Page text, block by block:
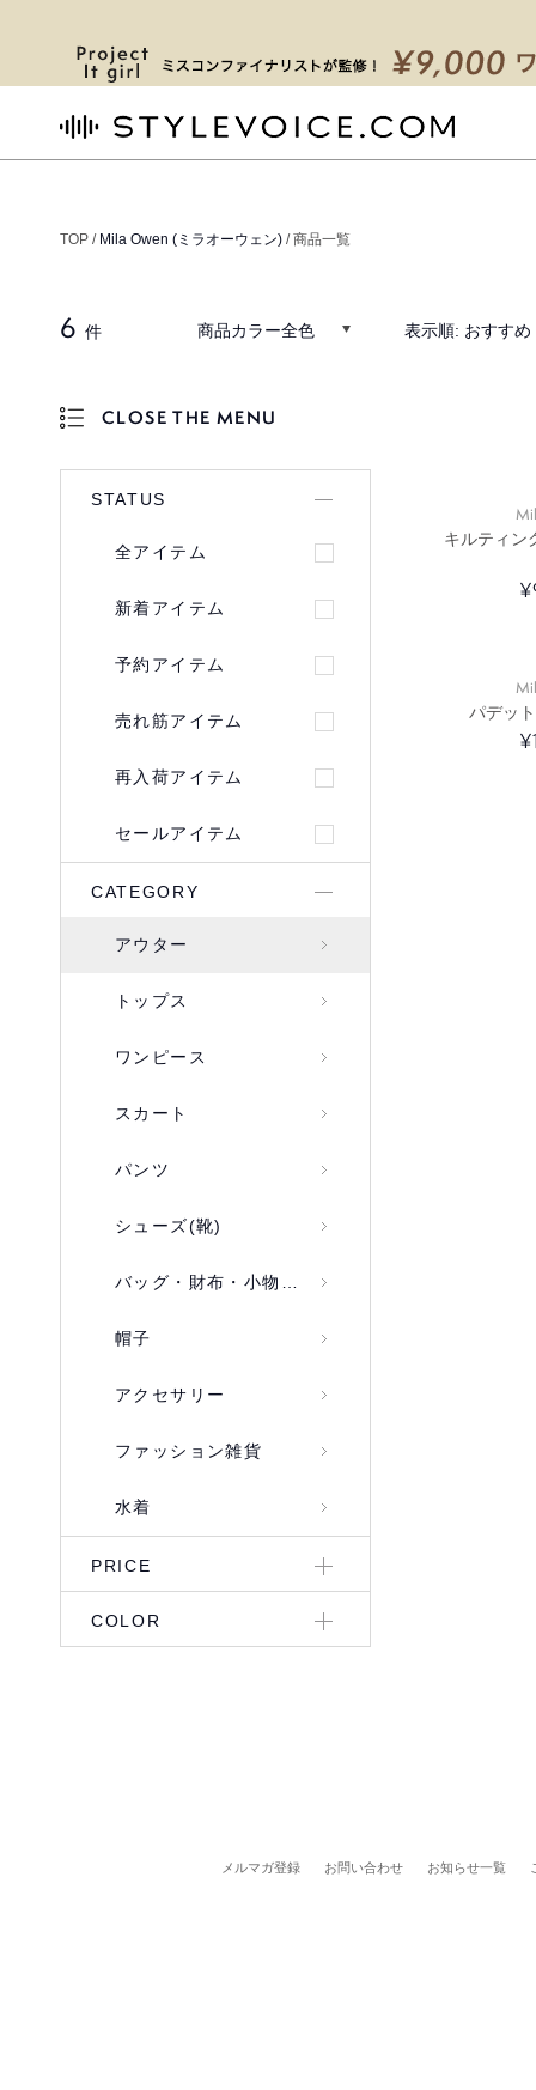
TOP / Mila Owen (ミラオーウェン) / 商品一覧
6 件 商品カラー全色 表示順: おすすめ
CLOSE THE MENU
STATUS
全アイテム
新着アイテム
予約アイテム
売れ筋アイテム
再入荷アイテム
セールアイテム
CATEGORY
アウター
トップス
ワンピース
スカート
パンツ
シューズ(靴)
バッグ・財布・小物入れ
帽子
アクセサリー
ファッション雑貨
水着
PRICE
COLOR
キルティン
パデッ
メルマガ登録 お問い合わせ お知らせ一覧